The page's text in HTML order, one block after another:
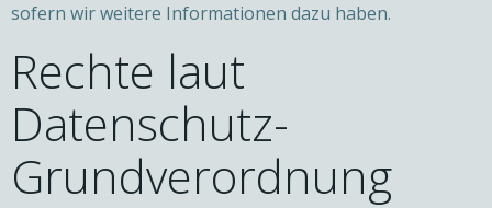
sofern wir weitere Informationen dazu haben.
Rechte laut
Datenschutz-
Grundverordnung